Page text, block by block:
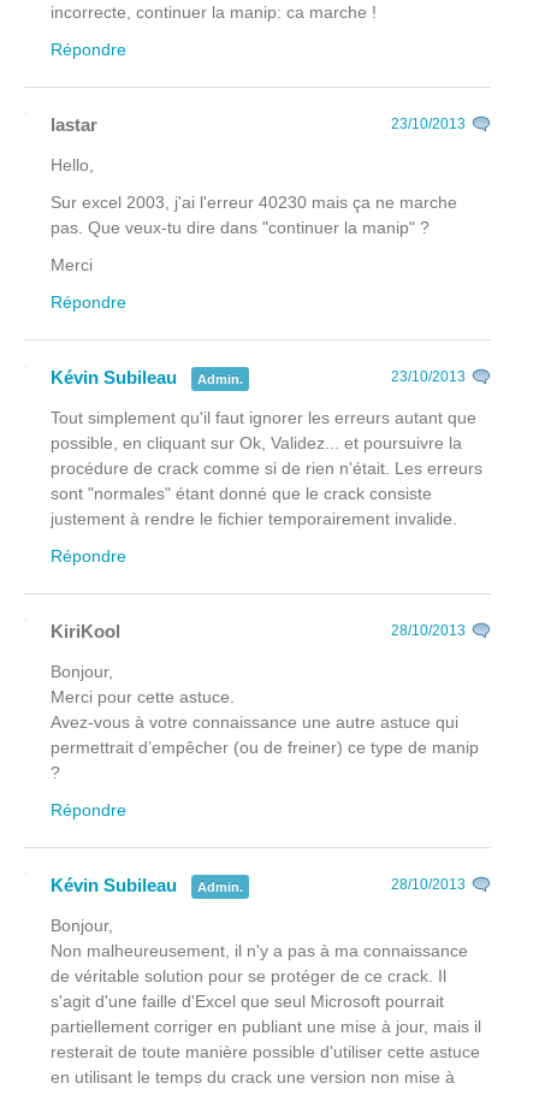
incorrecte, continuer la manip: ca marche !
Répondre
lastar 23/10/2013
Hello,
Sur excel 2003, j'ai l'erreur 40230 mais ça ne marche
pas. Que veux-tu dire dans "continuer la manip" ?
Merci
Répondre
Kévin Subileau Admin. 23/10/2013
Tout simplement qu'il faut ignorer les erreurs autant que
possible, en cliquant sur Ok, Validez... et poursuivre la
procédure de crack comme si de rien n'était. Les erreurs
sont "normales" étant donné que le crack consiste
justement à rendre le fichier temporairement invalide.
Répondre
KiriKool 28/10/2013
Bonjour,
Merci pour cette astuce.
Avez-vous à votre connaissance une autre astuce qui
permettrait d’empêcher (ou de freiner) ce type de manip
?
Répondre
Kévin Subileau Admin. 28/10/2013
Bonjour,
Non malheureusement, il n'y a pas à ma connaissance
de véritable solution pour se protéger de ce crack. Il
s'agit d'une faille d'Excel que seul Microsoft pourrait
partiellement corriger en publiant une mise à jour, mais il
resterait de toute manière possible d'utiliser cette astuce
en utilisant le temps du crack une version non mise à